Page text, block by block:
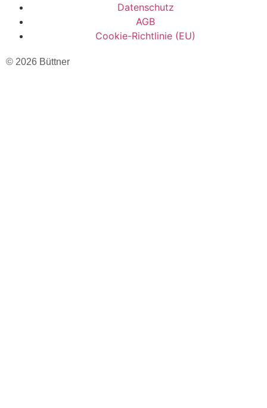
Datenschutz
AGB
Cookie-Richtlinie (EU)
© 2026 Büttner